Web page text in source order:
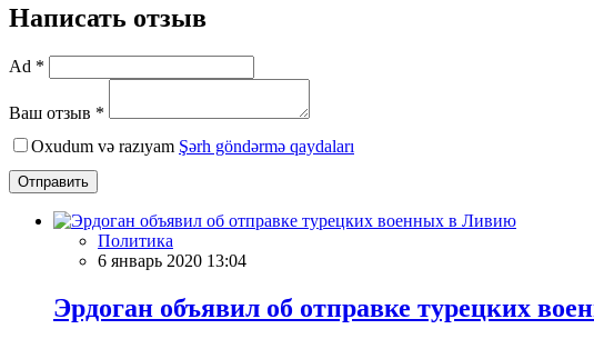
Написать отзыв
Ad *
Ваш отзыв *
Oxudum və razıyam Şərh göndərmə qaydaları
Отправить
Политика
6 январь 2020 13:04
Эрдоган объявил об отправке турецких